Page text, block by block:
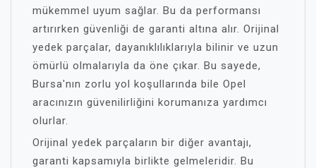
mükemmel uyum sağlar. Bu da performansı
artırırken güvenliği de garanti altına alır. Orijinal
yedek parçalar, dayanıklılıklarıyla bilinir ve uzun
ömürlü olmalarıyla da öne çıkar. Bu sayede,
Bursa'nın zorlu yol koşullarında bile Opel
aracınızın güvenilirliğini korumanıza yardımcı
olurlar.
Orijinal yedek parçaların bir diğer avantajı,
garanti kapsamıyla birlikte gelmeleridir. Bu